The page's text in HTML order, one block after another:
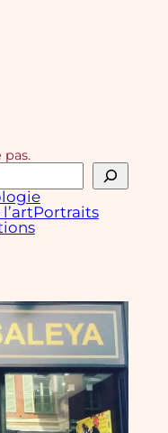
pas.
Portraits